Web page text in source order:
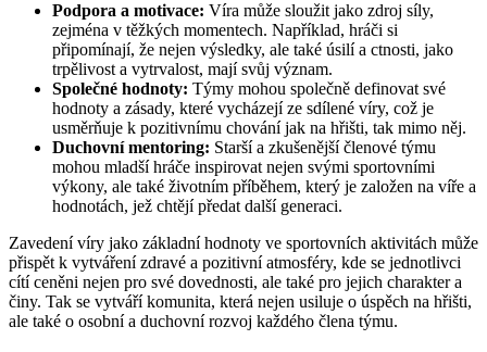
Podpora a motivace: Víra může sloužit jako zdroj síly,
zejména v těžkých momentech. Například, hráči si
připomínají, že nejen výsledky, ale také úsilí a ctnosti, jako
trpělivost a vytrvalost, mají svůj význam.
Společné hodnoty: Týmy mohou společně definovat své
hodnoty a zásady, které vycházejí ze sdílené víry, což je
usměrňuje k pozitivnímu chování jak na hřišti, tak mimo něj.
Duchovní mentoring: Starší a zkušenější členové týmu
mohou mladší hráče inspirovat nejen svými sportovními
výkony, ale také životním příběhem, který je založen na víře a
hodnotách, jež chtějí předat další generaci.
Zavedení víry jako základní hodnoty ve sportovních aktivitách může
přispět k vytváření zdravé a pozitivní atmosféry, kde se jednotlivci
cítí ceněni nejen pro své dovednosti, ale také pro jejich charakter a
činy. Tak se vytváří komunita, která nejen usiluje o úspěch na hřišti,
ale také o osobní a duchovní rozvoj každého člena týmu.